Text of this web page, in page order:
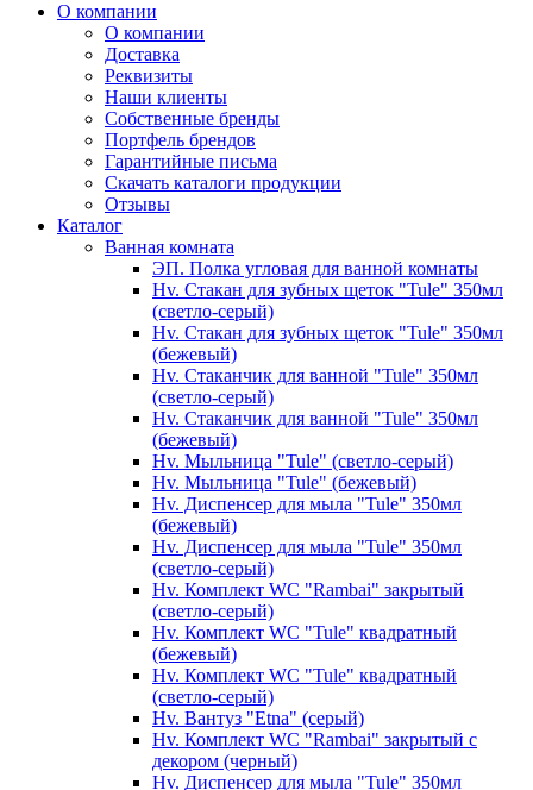
О компании
О компании
Доставка
Реквизиты
Наши клиенты
Собственные бренды
Портфель брендов
Гарантийные письма
Скачать каталоги продукции
Отзывы
Каталог
Ванная комната
ЭП. Полка угловая для ванной комнаты
Hv. Стакан для зубных щеток "Tule" 350мл
(светло-серый)
Hv. Стакан для зубных щеток "Tule" 350мл
(бежевый)
Hv. Стаканчик для ванной "Tule" 350мл
(светло-серый)
Hv. Стаканчик для ванной "Tule" 350мл
(бежевый)
Hv. Мыльница "Tule" (светло-серый)
Hv. Мыльница "Tule" (бежевый)
Hv. Диспенсер для мыла "Tule" 350мл
(бежевый)
Hv. Диспенсер для мыла "Tule" 350мл
(светло-серый)
Hv. Комплект WC "Rambai" закрытый
(светло-серый)
Hv. Комплект WC "Tule" квадратный
(бежевый)
Hv. Комплект WC "Tule" квадратный
(светло-серый)
Hv. Вантуз "Etna" (серый)
Hv. Комплект WC "Rambai" закрытый с
декором (черный)
Hv. Диспенсер для мыла "Tule" 350мл